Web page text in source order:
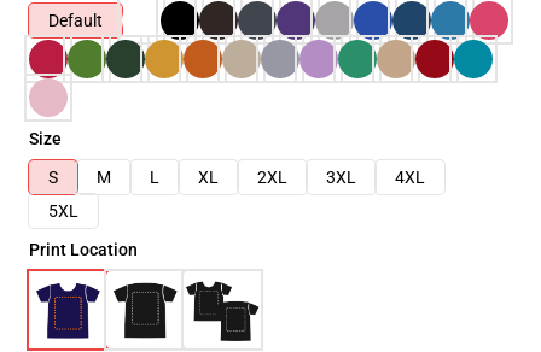
Default
Size
S
M L XL 2XL 3XL
4XL
5XL
Print Location